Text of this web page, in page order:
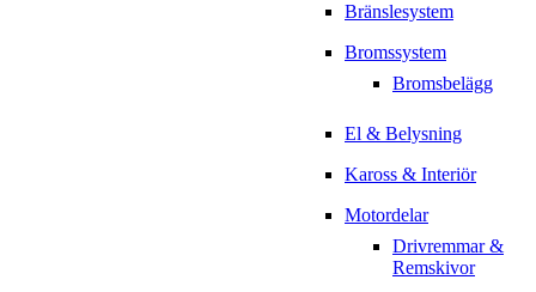
Bränslesystem
Bromssystem
Bromsbelägg
El & Belysning
Kaross & Interiör
Motordelar
Drivremmar &
Remskivor